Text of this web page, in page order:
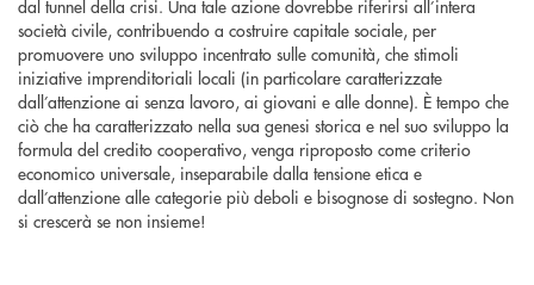
dal tunnel della crisi. Una tale azione dovrebbe riferirsi all’intera
società civile, contribuendo a costruire capitale sociale, per
promuovere uno sviluppo incentrato sulle comunità, che stimoli
iniziative imprenditoriali locali (in particolare caratterizzate
dall’attenzione ai senza lavoro, ai giovani e alle donne). È tempo che
ciò che ha caratterizzato nella sua genesi storica e nel suo sviluppo la
formula del credito cooperativo, venga riproposto come criterio
economico universale, inseparabile dalla tensione etica e
dall’attenzione alle categorie più deboli e bisognose di sostegno. Non
si crescerà se non insieme!